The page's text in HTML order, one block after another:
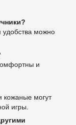
удобства можно
и
кожаные могут
игры.